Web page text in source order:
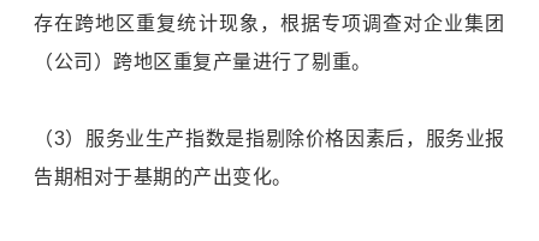
存在跨地区重复统计现象，根据专项调查对企业集团
（公司）跨地区重复产量进行了剔重。
（3）服务业生产指数是指剔除价格因素后，服务业报
告期相对于基期的产出变化。